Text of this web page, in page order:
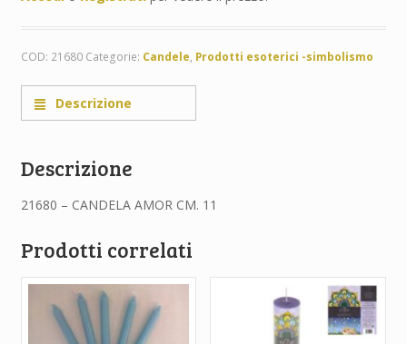
COD: 21680 Categorie: Candele, Prodotti esoterici -simbolismo
Descrizione
Descrizione
21680 – CANDELA AMOR CM. 11
Prodotti correlati